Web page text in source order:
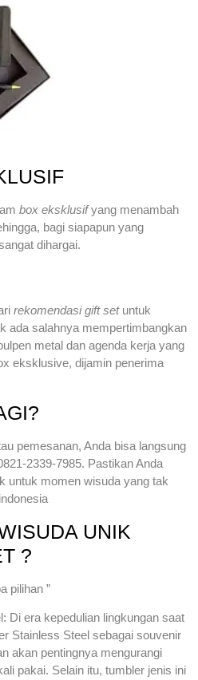
box eksklusifyang menambah
bagi siapapun yang
dihargai.
rekomendasi gift setuntuk
ada salahnya mempertimbangkan
metal dan agenda kerja yang
eksklusive, dijamin penerima
pemesanan, Anda bisa langsung
2339-7985. Pastikan Anda
untuk momen wisuda yang tak
UNIK
?
pilihan ”
Di era kepedulian lingkungan saat
Stainless Steel sebagai souvenir
akan pentingnya mengurangi
pakai. Selain itu, tumbler jenis ini